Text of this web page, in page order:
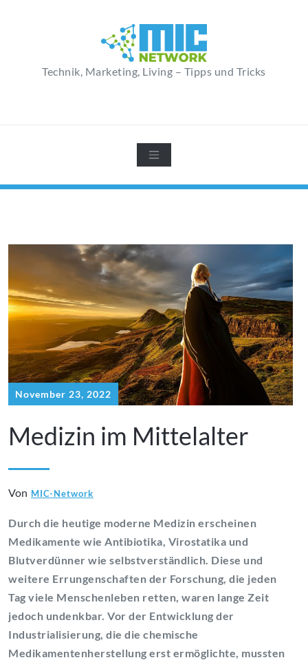
Technik, Marketing, Living – Tipps und Tricks
November 23, 2022
Medizin im Mittelalter
Von MIC-Network
Durch die heutige moderne Medizin erscheinen
Medikamente wie Antibiotika, Virostatika und
Blutverdünner wie selbstverständlich. Diese und
weitere Errungenschaften der Forschung, die jeden
Tag viele Menschenleben retten, waren lange Zeit
jedoch undenkbar. Vor der Entwicklung der
Industrialisierung, die die chemische
Medikamentenherstellung erst ermöglichte, mussten